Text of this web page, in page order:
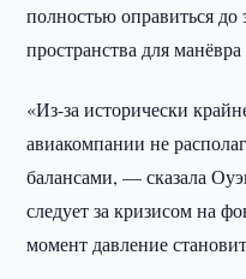
полностью оправиться
пространства для
«Из-за исторически
авиакомпании не
балансами, — сказала
следует за кризисом на
момент давление